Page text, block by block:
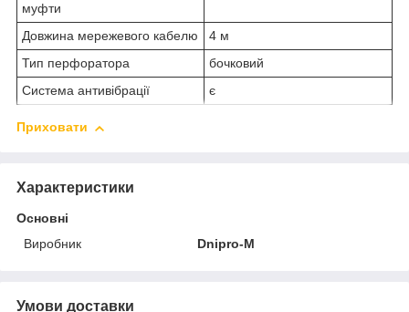
муфти
Довжина мережевого кабелю
4 м
Тип перфоратора
бочковий
Система антивібрації
є
Приховати
Характеристики
Основні
Виробник
Dnipro-M
Умови доставки